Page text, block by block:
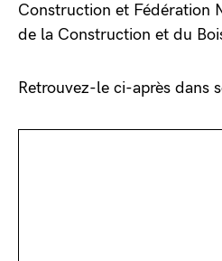
Construction et Fédération
de la Construction et du
Retrouvez-le ci-après dans